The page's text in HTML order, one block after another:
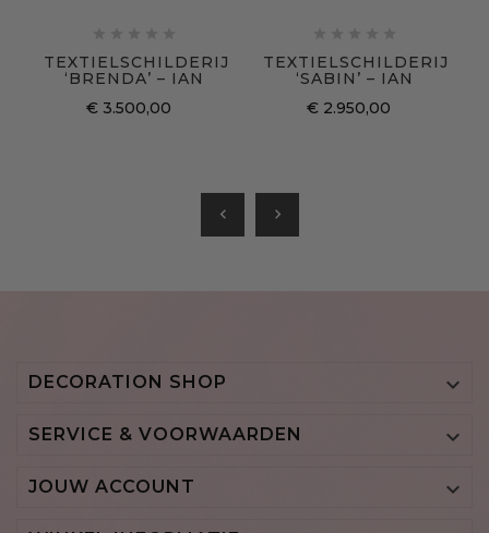
TEXTIELSCHILDERIJ
‘BRENDA’ – IAN
€ 3.500,00
TEXTIELSCHILDERIJ
‘SABIN’ – IAN
€ 2.950,00
chevron_left chevron_right
DECORATION SHOP 
SERVICE & VOORWAARDEN 
JOUW ACCOUNT 